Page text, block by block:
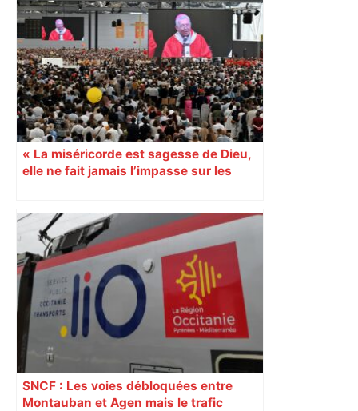
interdictions
« La miséricorde est sagesse de Dieu,
elle ne fait jamais l’impasse sur les
SNCF : Les voies débloquées entre
Montauban et Agen mais le trafic